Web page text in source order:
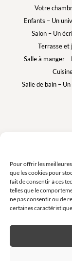
Pour offrir les
que les cookies pour
fait de consentir à ces
telles que le
ne pas consentir ou de
certaines
Votre
Enfants – Un
Salon – Un
Terrasse et
Salle à manger
Salle de bain –